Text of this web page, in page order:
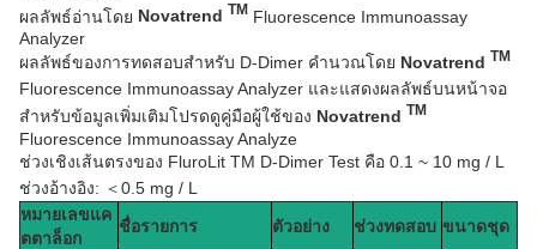
ผลลัพธ์อ่านโดย Novatrend TM Fluorescence Immunoassay
Analyzer
ผลลัพธ์ของการทดสอบสำหรับ D-Dimer คำนวณโดย Novatrend TM
Fluorescence Immunoassay Analyzer และแสดงผลลัพธ์บนหน้าจอ
สำหรับข้อมูลเพิ่มเติมโปรดดูคู่มือผู้ใช้ของ Novatrend TM
Fluorescence Immunoassay Analyze
ช่วงเชิงเส้นตรงของ FluroLit TM D-Dimer Test คือ 0.1 ~ 10 mg / L
ช่วงอ้างอิง: ＜0.5 mg / L
หมายเลขแค
ตตาล็อก
ชื่อรายการ ตัวอย่าง ช่วงทดสอบ ขนาดชุด